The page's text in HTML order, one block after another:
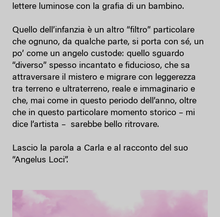
lettere luminose con la grafia di un bambino.
Quello dell’infanzia è un altro “filtro” particolare
che ognuno, da qualche parte, si porta con sé, un
po’ come un angelo custode: quello sguardo
“diverso” spesso incantato e fiducioso, che sa
attraversare il mistero e migrare con leggerezza
tra terreno e ultraterreno, reale e immaginario e
che, mai come in questo periodo dell’anno, oltre
che in questo particolare momento storico – mi
dice l’artista – sarebbe bello ritrovare.
Lascio la parola a Carla e al racconto del suo
“Angelus Loci”.